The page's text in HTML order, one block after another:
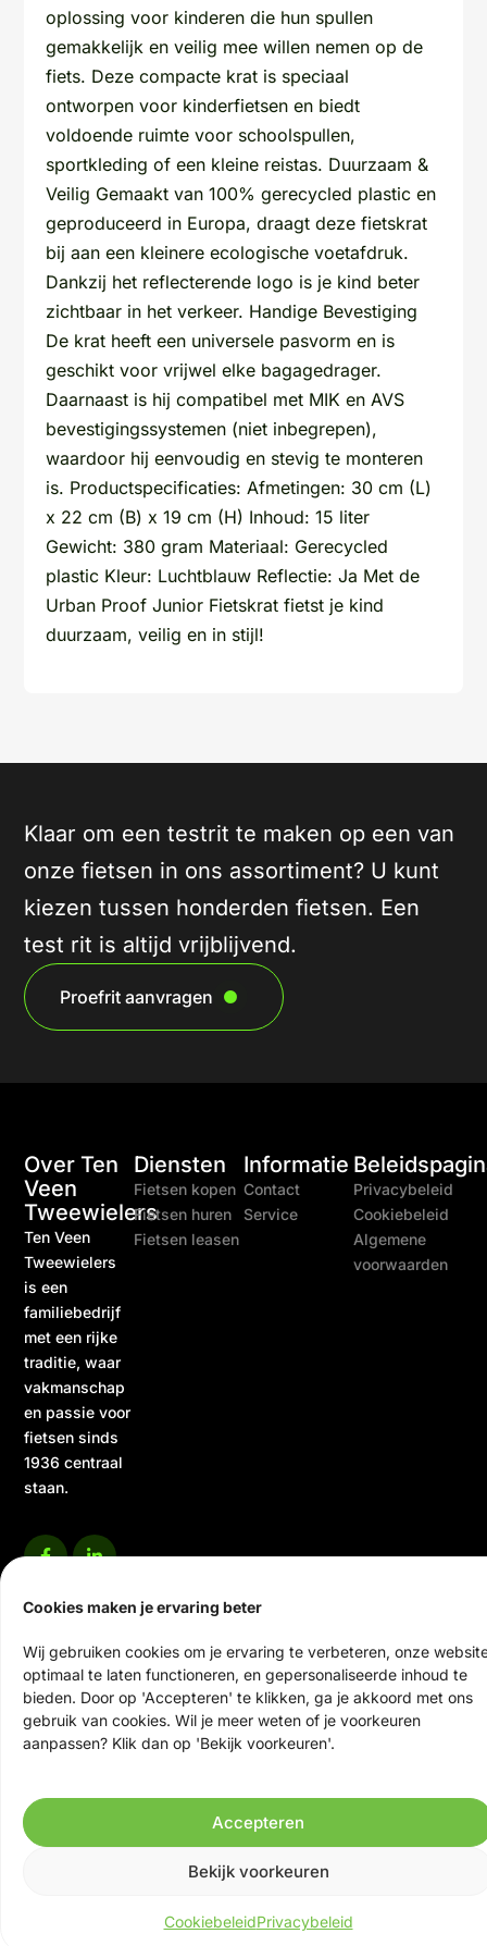
Cookies maken je ervaring beter
Wij gebruiken cookies om je ervaring te verbeteren, onze
optimaal te laten functioneren, en gepersonaliseerde inhoud te
bieden. Door op 'Accepteren' te klikken, ga je akkoord met ons
gebruik van cookies. Wil je meer weten of je voorkeuren
aanpassen? Klik dan op 'Bekijk voorkeuren'.
Accepteren
Bekijk voorkeuren
CookiebeleidPrivacybeleid
oplossing voor kinderen die hun spullen
gemakkelijk en veilig mee willen nemen op de
fiets. Deze compacte krat is speciaal
ontworpen voor kinderfietsen en biedt
voldoende ruimte voor schoolspullen,
sportkleding of een kleine reistas. Duurzaam &
Veilig Gemaakt van 100% gerecycled plastic en
geproduceerd in Europa, draagt deze fietskrat
bij aan een kleinere ecologische voetafdruk.
Dankzij het reflecterende logo is je kind beter
zichtbaar in het verkeer. Handige Bevestiging
De krat heeft een universele pasvorm en is
geschikt voor vrijwel elke bagagedrager.
Daarnaast is hij compatibel met MIK en AVS
bevestigingssystemen (niet inbegrepen),
waardoor hij eenvoudig en stevig te monteren
is. Productspecificaties: Afmetingen: 30 cm (L)
x 22 cm (B) x 19 cm (H) Inhoud: 15 liter
Gewicht: 380 gram Materiaal: Gerecycled
plastic Kleur: Luchtblauw Reflectie: Ja Met de
Urban Proof Junior Fietskrat fietst je kind
duurzaam, veilig en in stijl!
Klaar om een testrit te maken op een van
onze fietsen in ons assortiment? U kunt
kiezen tussen honderden fietsen. Een
test rit is altijd vrijblijvend.
Proefrit aanvragen
Over Ten
Veen
Tweewielers
Ten Veen
Tweewielers
is een
familiebedrijf
met een rijke
traditie, waar
vakmanschap
en passie voor
fietsen sinds
1936 centraal
staan.
Diensten
Fietsen kopen
Fietsen huren
Fietsen leasen
Informatie
Contact
Service
Privacybeleid
Cookiebeleid
Algemene
voorwaarden
© 2026 Ten Veen Tweewielers | Alle rechten voorbehouden
Website door Scrolla!